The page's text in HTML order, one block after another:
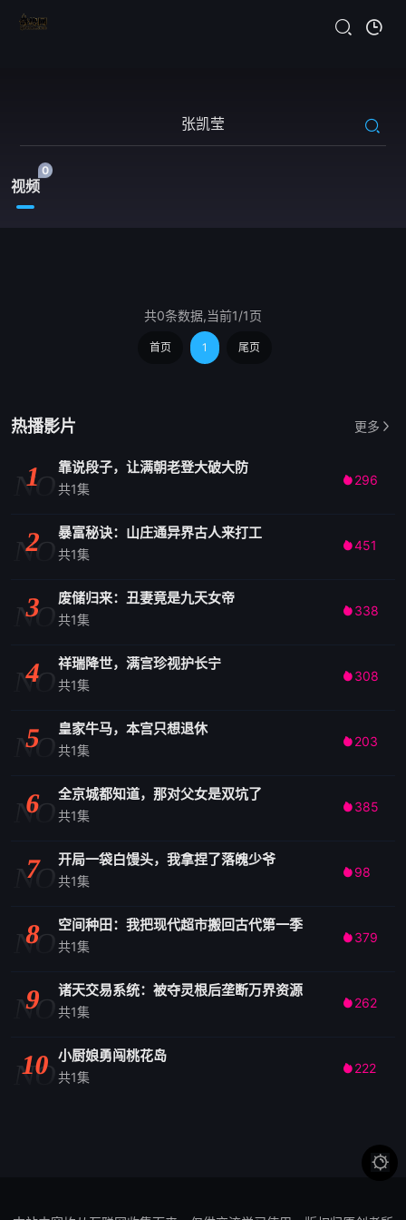
视频
0
共0条数据,当前1/1页
首页 1 尾页
热播影片 更多
NO
1 靠说段子，让满朝老登大破大防
共1集
 296
NO
2 暴富秘诀：山庄通异界古人来打工
共1集
451
NO
3 废储归来：丑妻竟是九天女帝
共1集
 338
NO
4 祥瑞降世，满宫珍视护长宁
共1集
 308
NO
5 皇家牛马，本宫只想退休
共1集
 203
NO
6 全京城都知道，那对父女是双坑了
共1集
 385
NO
7 开局一袋白馒头，我拿捏了落魄少爷
共1集
 98
NO
8 空间种田：我把现代超市搬回古代第一季
共1集
 379
NO
9 诸天交易系统：被夺灵根后垄断万界资源
共1集
 262
NO
10 小厨娘勇闯桃花岛
共1集
 222
